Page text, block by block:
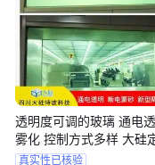
透明度可调的玻璃 通电
雾化 控制方式多样 大硅
真实性已核验